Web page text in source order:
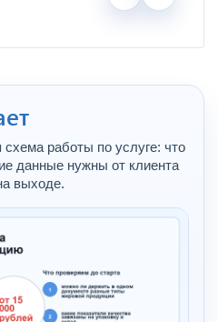
работы по услуге: что
данные нужны от клиента
выходе.